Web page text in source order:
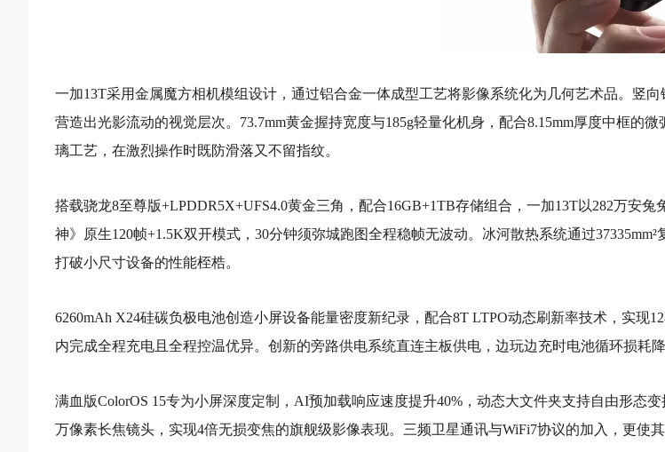
一加13T采用金属魔方相机模组设计，通过铝合金一体成型工艺将影像系统化为几何艺术品。竖
营造出光影流动的视觉层次。73.7mm黄金握持宽度与185g轻量化机身，配合8.15mm厚度中框的
璃工艺，在激烈操作时既防滑落又不留指纹。
搭载骁龙8至尊版+LPDDR5X+UFS4.0黄金三角，配合16GB+1TB存储组合，一加13T以282万安
神》原生120帧+1.5K双开模式，30分钟须弥城跑图全程稳帧无波动。冰河散热系统通过
打破小尺寸设备的性能桎梏。
6260mAh X24硅碳负极电池创造小屏设备能量密度新纪录，配合8T LTPO动态刷新率技术，实现
内完成全程充电且全程控温优异。创新的旁路供电系统直连主板供电，边玩边充时电池循环损耗
满血版ColorOS 15专为小屏深度定制，AI预加载响应速度提升40%，动态大文件夹支持自由形态
万像素长焦镜头，实现4倍无损变焦的旗舰级影像表现。三频卫星通讯与WiFi7协议的加入，更使其